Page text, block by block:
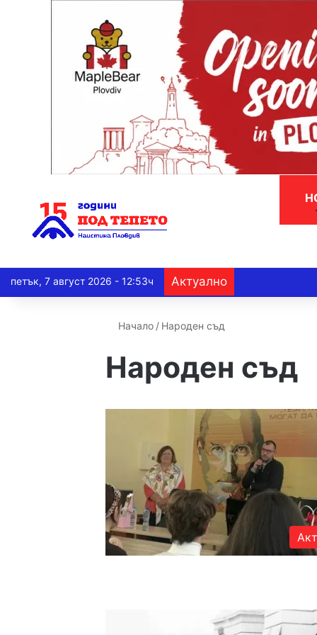
петък, 7 август 2026 - 12:53ч Актуално
Начало / Народен съд
Народен съд